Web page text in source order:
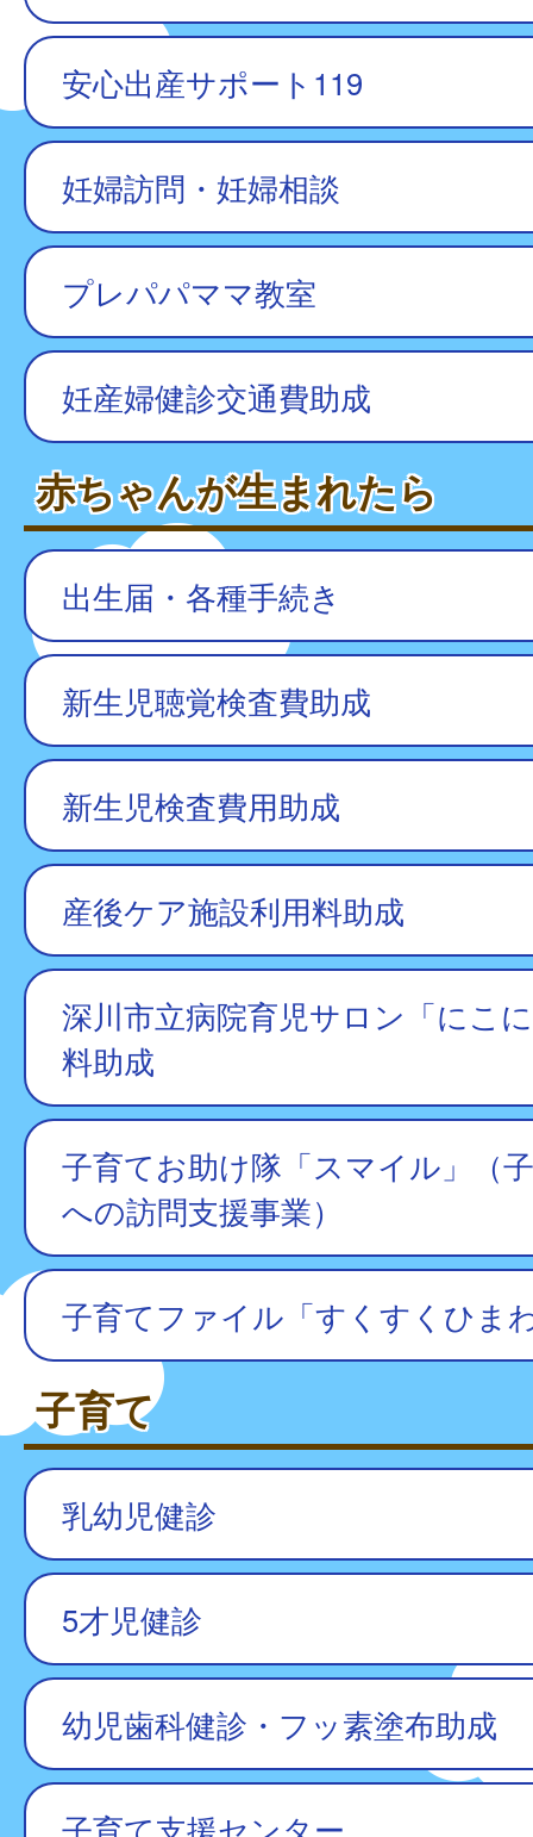
安心出産サポート119
妊婦訪問・妊婦相談
プレパパママ教室
妊産婦健診交通費助成
赤ちゃんが生まれたら
出生届・各種手続き
新生児聴覚検査費助成
新生児検査費用助成
産後ケア施設利用料助成
深川市立病院育児サロン「にこ
料助成
子育てお助け隊「スマイル」（
への訪問支援事業）
子育てファイル「すくすくひま
子育て
乳幼児健診
5才児健診
幼児歯科健診・フッ素塗布助成